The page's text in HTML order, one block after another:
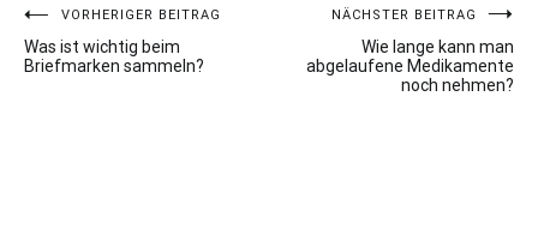
Beitragsnavigation
VORHERIGER BEITRAG
Was ist wichtig beim
Briefmarken sammeln?
NÄCHSTER BEITRAG
Wie lange kann man
abgelaufene Medikamente
noch nehmen?